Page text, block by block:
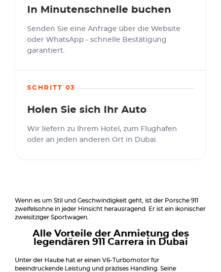
In Minutenschnelle buchen
Senden Sie eine Anfrage über die Website
oder WhatsApp - schnelle Bestätigung
garantiert.
SCHRITT 03
Holen Sie sich Ihr Auto
Wir liefern zu Ihrem Hotel, zum Flughafen
oder an jeden anderen Ort in Dubai.
Wenn es um Stil und Geschwindigkeit geht, ist der Porsche 911
zweifelsohne in jeder Hinsicht herausragend. Er ist ein ikonischer
zweisitziger Sportwagen.
Alle Vorteile der Anmietung des
legendären 911 Carrera in Dubai
Unter der Haube hat er einen V6-Turbomotor für
beeindruckende Leistung und präzises Handling. Seine